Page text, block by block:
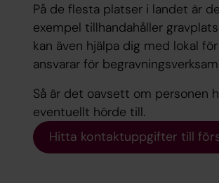
På de flesta platser i landet är
exempel tillhandahåller
kan även hjälpa dig med lokal
ansvarar för
Så är det oavsett om personen
eventuellt hörde till.
Hitta kontaktuppgifter till